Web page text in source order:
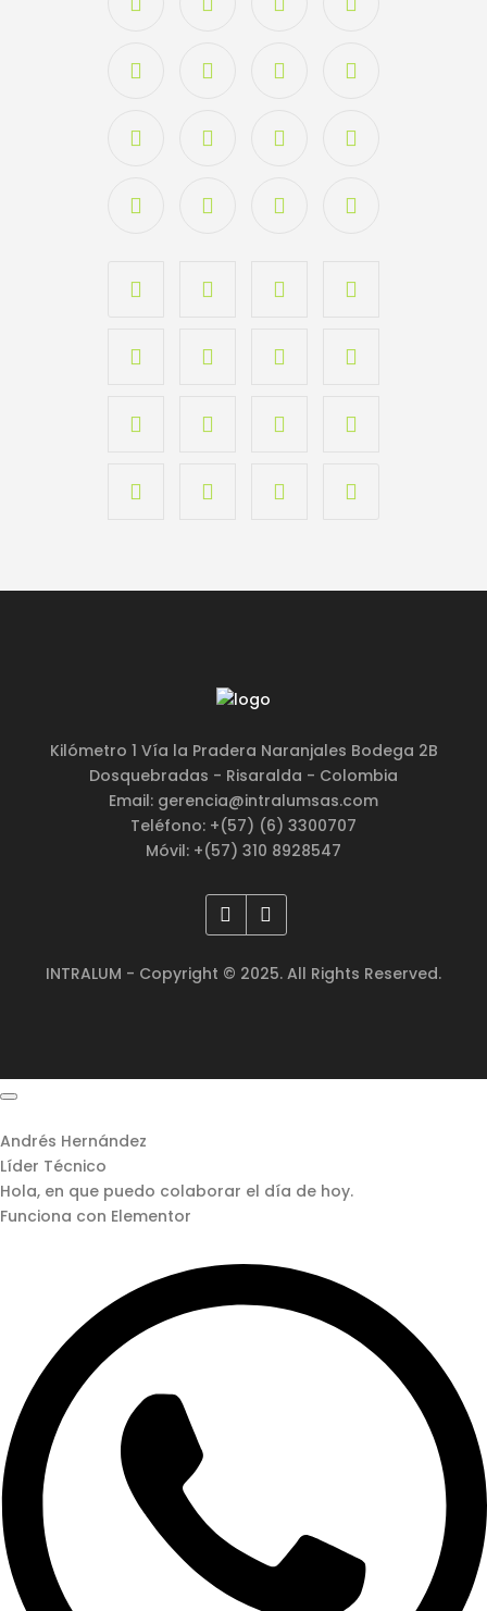
Kilómetro 1 Vía la Pradera Naranjales Bodega 2B
Dosquebradas - Risaralda - Colombia
Email: gerencia@intralumsas.com
Teléfono: +(57) (6) 3300707
Móvil: +(57) 310 8928547
INTRALUM - Copyright © 2025. All Rights Reserved.
Andrés Hernández
Líder Técnico
Hola, en que puedo colaborar el día de hoy.
Funciona con Elementor